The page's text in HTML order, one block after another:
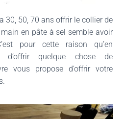
30, 50, 70 ans offrir le collier de
en pâte à sel semble avoir
pour cette raison qu’en
d’offrir quelque chose de
vous propose d’offrir votre